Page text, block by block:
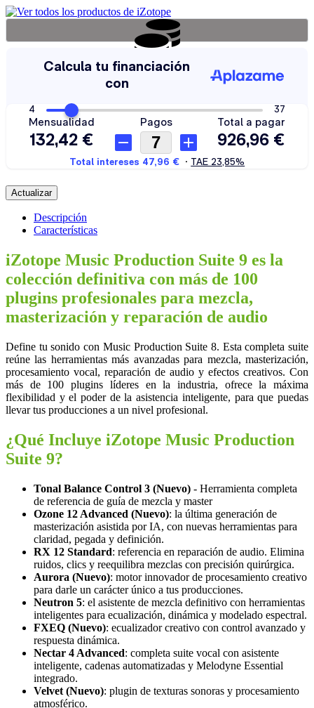
¿Quieres financiar tu compra? Calcula tus cuotas aquí.
Descripción
Características
iZotope Music Production Suite 9 es la
colección definitiva con más de 100
plugins profesionales para mezcla,
masterización y reparación de audio
Define tu sonido con Music Production Suite 8. Esta completa suite
reúne las herramientas más avanzadas para mezcla, masterización,
procesamiento vocal, reparación de audio y efectos creativos. Con
más de 100 plugins líderes en la industria, ofrece la máxima
flexibilidad y el poder de la asistencia inteligente, para que puedas
llevar tus producciones a un nivel profesional.
¿Qué Incluye iZotope Music Production
Suite 9?
Tonal Balance Control 3 (Nuevo) - Herramienta completa
de referencia de guía de mezcla y master
Ozone 12 Advanced (Nuevo): la última generación de
masterización asistida por IA, con nuevas herramientas para
claridad, pegada y definición.
RX 12 Standard: referencia en reparación de audio. Elimina
ruidos, clics y reequilibra mezclas con precisión quirúrgica.
Aurora (Nuevo): motor innovador de procesamiento creativo
para darle un carácter único a tus producciones.
Neutron 5: el asistente de mezcla definitivo con herramientas
inteligentes para ecualización, dinámica y modelado espectral.
FXEQ (Nuevo): ecualizador creativo con control avanzado y
respuesta dinámica.
Nectar 4 Advanced: completa suite vocal con asistente
inteligente, cadenas automatizadas y Melodyne Essential
integrado.
Velvet (Nuevo): plugin de texturas sonoras y procesamiento
atmosférico.